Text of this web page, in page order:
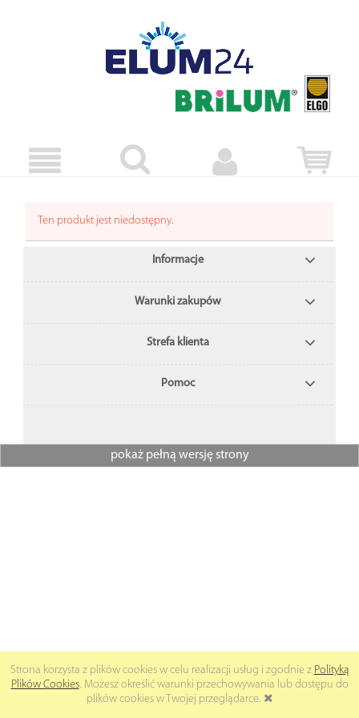
Strona korzysta z plików cookies w celu realizacji usług i zgodnie z Polityką
Plików Cookies. Możesz określić warunki przechowywania lub dostępu do
plików cookies w Twojej przeglądarce.
Ten produkt jest niedostępny.
Informacje
Warunki zakupów
Strefa klienta
Pomoc
pokaż pełną wersję strony